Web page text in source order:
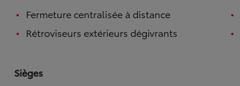
Fermeture centralisée à distance
Rétroviseurs extérieurs dégivrants
Sièges